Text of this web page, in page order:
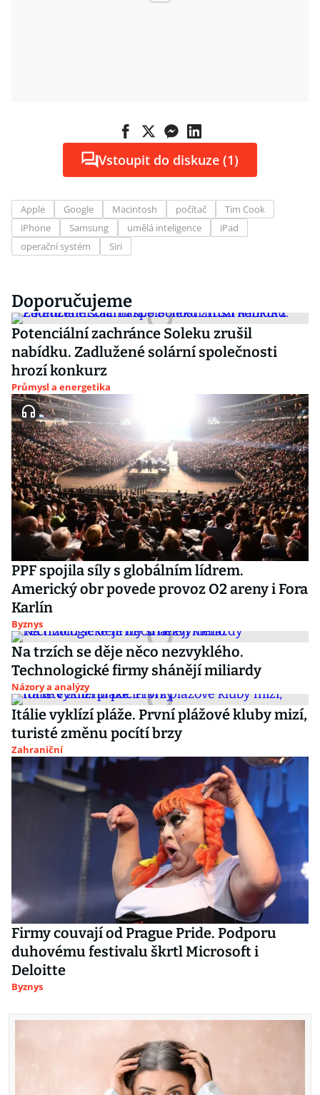
Vstoupit do diskuze (1)
Apple Google Macintosh počítač
Tim Cook
iPhone
Samsung umělá inteligence
iPad
operační systém
Siri
Doporučujeme
Potenciální zachránce Soleku zrušil
nabídku. Zadlužené solární společnosti
hrozí konkurz
Průmysl a energetika
PPF spojila síly s globálním lídrem.
Americký obr povede provoz O2 areny i Fora
Karlín
Byznys
Na trzích se děje něco nezvyklého.
Technologické firmy shánějí miliardy
Názory a analýzy
Itálie vyklízí pláže. První plážové kluby mizí,
turisté změnu pocítí brzy
Zahraniční
Firmy couvají od Prague Pride. Podporu
duhovému festivalu škrtl Microsoft i
Deloitte
Byznys